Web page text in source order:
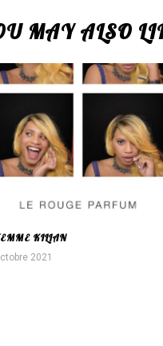
MAY ALSO
KILIAN
2021